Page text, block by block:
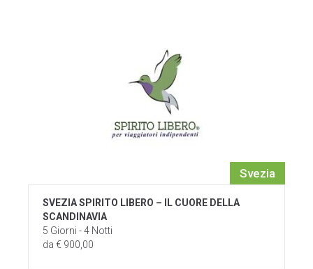
Svezia
SVEZIA SPIRITO LIBERO – IL CUORE DELLA
SCANDINAVIA
5 Giorni - 4 Notti
da € 900,00